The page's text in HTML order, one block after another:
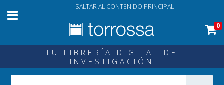
SALTAR AL CONTENIDO PRINCIPAL
0
TU LIBRERÍA DIGITAL DE
INVESTIGACIÓN